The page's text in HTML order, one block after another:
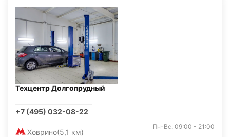
Техцентр Долгопрудный
+7 (495) 032-08-22
Ховрино(5,1 км)
Пн-Вс: 09:00 - 21:00